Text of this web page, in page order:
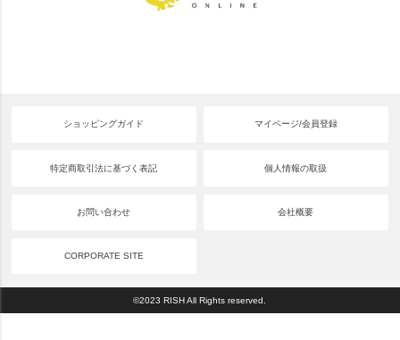
ショッピングガイド マイページ/会員登録
特定商取引法に基づく表記 個人情報の取扱
お問い合わせ 会社概要
CORPORATE SITE
©2023 RISH All Rights reserved.